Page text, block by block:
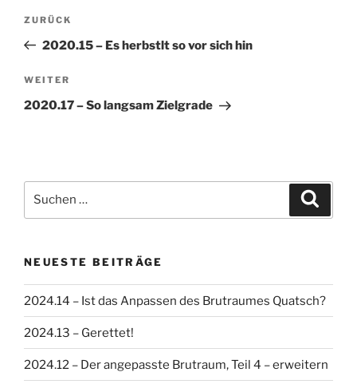
Beitragsnavigation
Vorheriger
Beitrag
ZURÜCK
2020.15 – Es herbstlt so vor sich hin
Nächster
Beitrag
WEITER
2020.17 – So langsam Zielgrade
nach:
NEUESTE BEITRÄGE
2024.14 – Ist das Anpassen des Brutraumes Quatsch?
2024.13 – Gerettet!
2024.12 – Der angepasste Brutraum, Teil 4 – erweitern